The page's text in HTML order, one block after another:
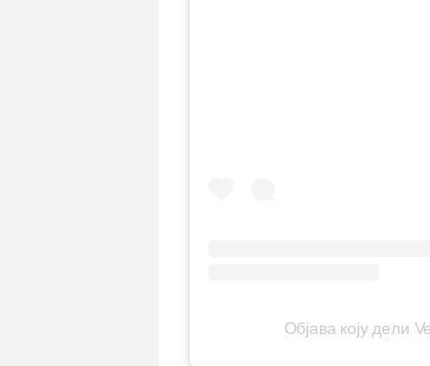
Објава коју дели